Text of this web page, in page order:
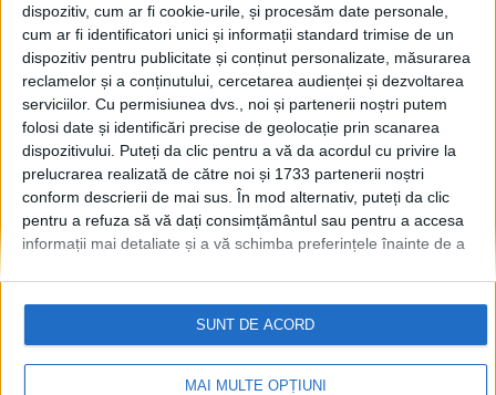
dispozitiv, cum ar fi cookie-urile, și procesăm date personale,
cum ar fi identificatori unici și informații standard trimise de un
dispozitiv pentru publicitate și conținut personalizate, măsurarea
reclamelor și a conținutului, cercetarea audienței și dezvoltarea
serviciilor. Cu permisiunea dvs., noi și partenerii noștri putem
folosi date și identificări precise de geolocație prin scanarea
dispozitivului. Puteți da clic pentru a vă da acordul cu privire la
prelucrarea realizată de către noi și 1733 partenerii noștri
conform descrierii de mai sus. În mod alternativ, puteți da clic
pentru a refuza să vă dați consimțământul sau pentru a accesa
informații mai detaliate și a vă schimba preferințele înainte de a
retrageți consimțământul în orice moment, revenind la acest site
MAI MULTE OPȚIUNI
SUNT DE ACORD
© 2020 Radio TOP Suceava 104 FM